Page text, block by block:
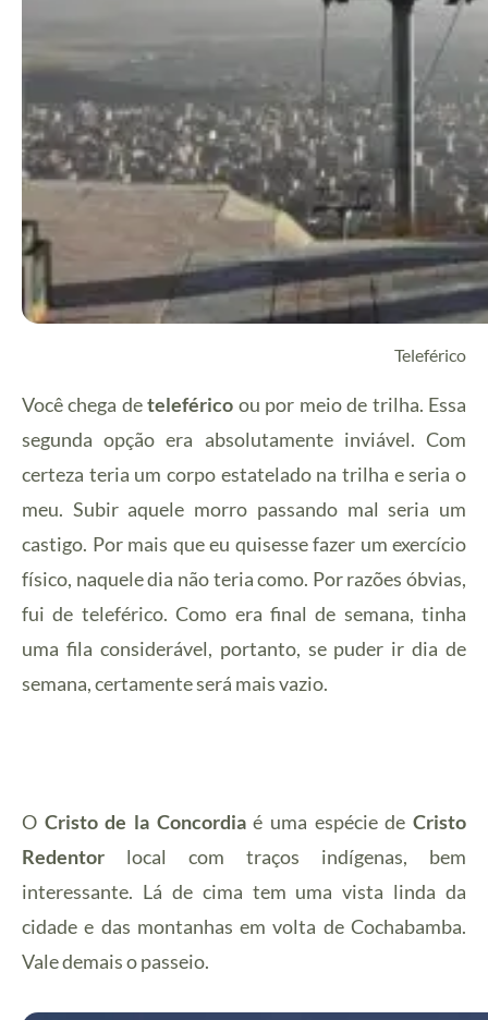
Teleférico
Você chega deteleférico ou por meio de trilha. Essa
segunda opção era absolutamente inviável. Com
certeza teria um corpo estatelado na trilha e seria o
meu. Subir aquele morro passando mal seria um
castigo. Por mais que eu quisesse fazer um exercício
físico, naquele dia não teria como. Por razões óbvias,
fui de teleférico. Como era final de semana, tinha
uma fila considerável, portanto, se puder ir dia de
semana, certamente será mais vazio.
O Cristo de la Concordiaé uma espécie deCristo
Redentor local com traços indígenas, bem
interessante. Lá de cima tem uma vista linda da
cidade e das montanhas em volta de Cochabamba.
Vale demais o passeio.